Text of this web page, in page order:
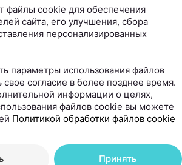
то шампуни от
чтобы действительно решить
основателем и
дерматологии KODERM
когда стоит обратиться к
для восстановления
файлы cookie для обеспечения
сайта, его улучшения, сбора
персонализированных
параметры использования файлов
согласие в более позднее время.
информации о целях,
файлов cookie вы можете
Политикой обработки файлов cookie
Принять